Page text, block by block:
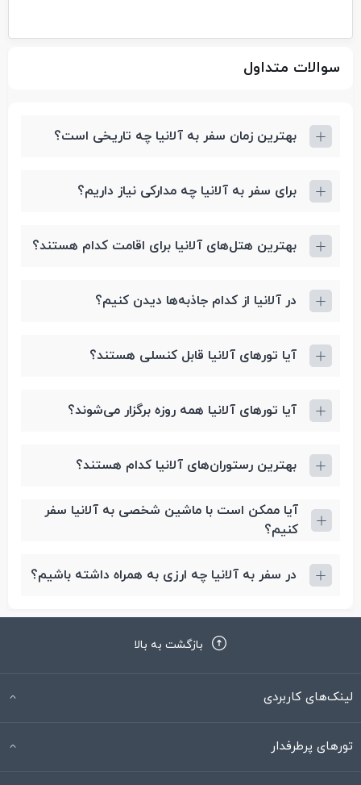
سوالات متداول
بهترین زمان سفر به آلانیا چه تاریخی است؟
برای سفر به آلانیا چه مدارکی نیاز داریم؟
بهترین هتل‌های آلانیا برای اقامت کدام هستند؟
در آلانیا از کدام جاذبه‌ها دیدن کنیم؟
آیا تورهای آلانیا قابل کنسلی هستند؟
آیا تورهای آلانیا همه روزه برگزار می‌شوند؟
بهترین رستوران‌های آلانیا کدام هستند؟
آیا ممکن است با ماشین شخصی به آلانیا سفر
کنیم؟
در سفر به آلانیا چه ارزی به همراه داشته باشیم؟
بازگشت به بالا
لینک‌های کاربردی
تورهای پرطرفدار